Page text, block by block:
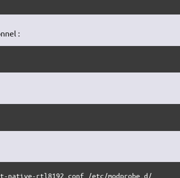
:
rtl8192.conf /etc/modprobe.d/